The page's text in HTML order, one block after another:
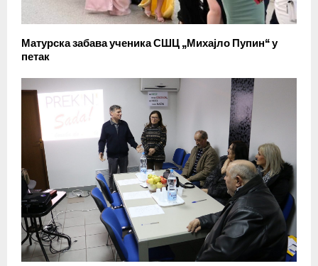
Матурска забава ученика СШЦ „Михајло Пупин“ у
петак